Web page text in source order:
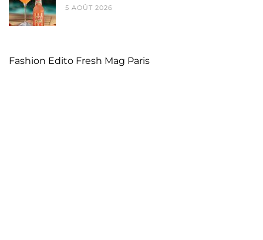
5 AOÛT 2026
Fashion Edito Fresh Mag Paris